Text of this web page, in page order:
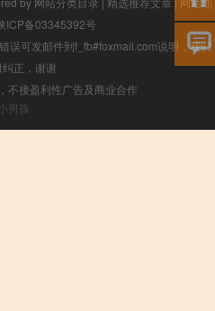
ICP备03345392号
误可发邮件到f_fb#foxmail.com说明，我们
正，谢谢
不接盈利性广告及商业合作
男孩